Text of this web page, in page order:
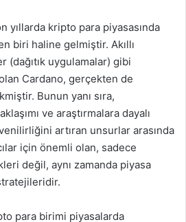
yıllarda kripto para piyasasında
biri haline gelmiştir. Akıllı
(dağıtık uygulamalar) gibi
Cardano, gerçekten de
Bunun yanı sıra,
ve araştırmalara dayalı
artıran unsurlar arasında
için önemli olan, sadece
değil, aynı zamanda piyasa
para birimi piyasalarda